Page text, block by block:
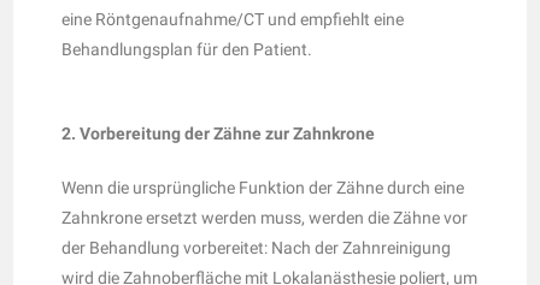
eine Röntgenaufnahme/CT und empfiehlt eine
Behandlungsplan für den Patient.
2. Vorbereitung der Zähne zur Zahnkrone
Wenn die ursprüngliche Funktion der Zähne durch eine
Zahnkrone ersetzt werden muss, werden die Zähne vor
der Behandlung vorbereitet: Nach der Zahnreinigung
wird die Zahnoberfläche mit Lokalanästhesie poliert, um